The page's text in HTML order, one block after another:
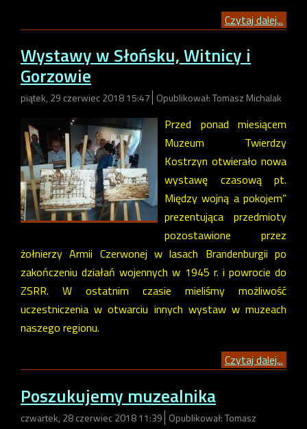
Czytaj dalej...
Wystawy w Słońsku, Witnicy i
Gorzowie
piątek, 29 czerwiec 2018 15:47 Opublikował: Tomasz Michalak
Przed ponad miesiącem
Muzeum Twierdzy
Kostrzyn otwierało nowa
wystawę czasową pt.
Między wojną a pokojem”
prezentująca przedmioty
pozostawione przez
żołnierzy Armii Czerwonej w lasach Brandenburgii po
zakończeniu działań wojennych w 1945 r. i powrocie do
ZSRR. W ostatnim czasie mieliśmy możliwość
uczestniczenia w otwarciu innych wystaw w muzeach
naszego regionu.
Czytaj dalej...
Poszukujemy muzealnika
czwartek, 28 czerwiec 2018 11:39 Opublikował: Tomasz